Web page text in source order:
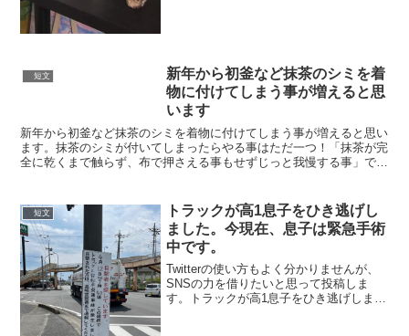
短文
新年から初釜など抹茶のシミを着
物に付けてしまう事が増えると思
います
新年から初釜など抹茶のシミを着物に付けてしまう事が増えると思い
ます。抹茶のシミが付いてしまったらやる事はただ一つ！「抹茶が完
全に乾くまで触らず、布で押さえる事もせずじっと我慢する事」で
短文
トラックが高1息子をひき逃げし
ました。今現在、息子は緊急手術
中です。
Twitterの使い方もよく分かりませんが、
SNSの力を借りたいと思って投稿しま
す。トラックが高1息子をひき逃げしまし